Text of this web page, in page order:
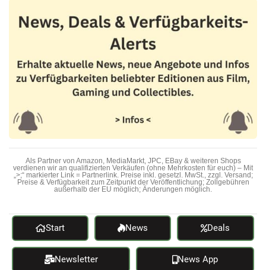
Als Partner von Amazon, MediaMarkt, JPC, EBay & weiteren Shops
verdienen wir an qualifizierten Verkäufen (ohne Mehrkosten für euch) – Mit
„>;“ markierter Link = Partnerlink. Preise inkl. gesetzl. MwSt., zzgl. Versand;
Preise & Verfügbarkeit zum Zeitpunkt der Veröffentlichung; Zollgebühren
außerhalb der EU möglich; Änderungen möglich.
Start News Deals
Newsletter News App